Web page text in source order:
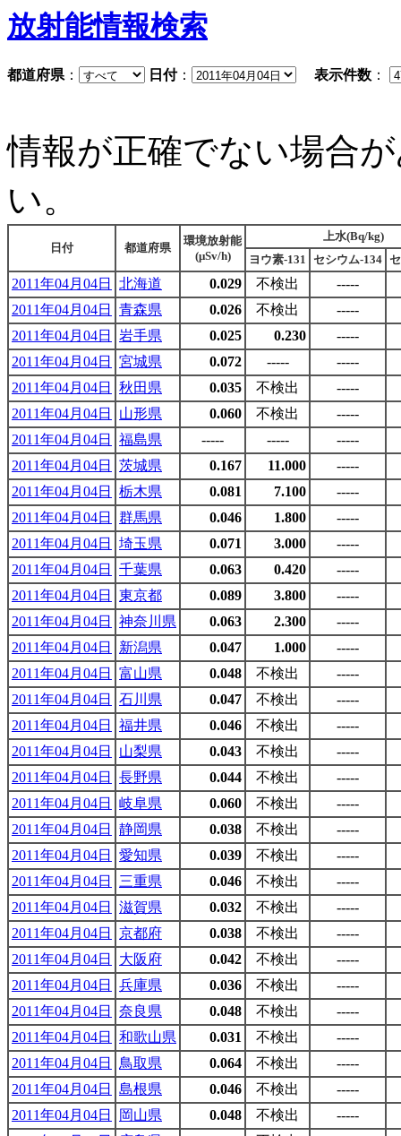
放射能情報検索
都道府県： 日付： 表示件数 ：
情報が正確でない場合
い。
日付 都道府県
環境放射能
(μSv/h)
上水(Bq/kg)
ヨウ素-131 セシウム-134
2011年04月04日 北海道 0.029 不検出
-----
2011年04月04日
青森県 0.026 不検出
-----
2011年04月04日
岩手県 0.025 0.230
-----
2011年04月04日
宮城県 0.072 -----
-----
2011年04月04日
秋田県 0.035 不検出
-----
2011年04月04日
山形県 0.060 不検出
-----
2011年04月04日
福島県 ----- -----
-----
2011年04月04日
茨城県 0.167 11.000
-----
2011年04月04日
栃木県 0.081 7.100
-----
2011年04月04日
群馬県 0.046 1.800
-----
2011年04月04日
埼玉県 0.071 3.000
-----
2011年04月04日
千葉県 0.063 0.420
-----
2011年04月04日
東京都 0.089 3.800
-----
2011年04月04日
神奈川県 0.063 2.300
-----
2011年04月04日
新潟県 0.047 1.000
-----
2011年04月04日
富山県 0.048 不検出
-----
2011年04月04日
石川県 0.047 不検出
-----
2011年04月04日
福井県 0.046 不検出
-----
2011年04月04日
山梨県 0.043 不検出
-----
2011年04月04日
長野県 0.044 不検出
-----
2011年04月04日
岐阜県 0.060 不検出
-----
2011年04月04日
静岡県 0.038 不検出
-----
2011年04月04日
愛知県 0.039 不検出
-----
2011年04月04日
三重県 0.046 不検出
-----
2011年04月04日
滋賀県 0.032 不検出
-----
2011年04月04日
京都府 0.038 不検出
-----
2011年04月04日
大阪府 0.042 不検出
-----
2011年04月04日
兵庫県 0.036 不検出
-----
2011年04月04日
奈良県 0.048 不検出
-----
2011年04月04日
和歌山県 0.031 不検出
-----
2011年04月04日
鳥取県 0.064 不検出
-----
2011年04月04日
島根県 0.046 不検出
-----
2011年04月04日
岡山県 0.048 不検出
-----